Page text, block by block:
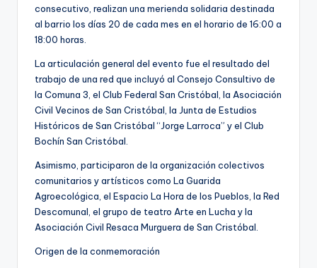
consecutivo, realizan una merienda solidaria destinada
al barrio los días 20 de cada mes en el horario de 16:00 a
18:00 horas.
La articulación general del evento fue el resultado del
trabajo de una red que incluyó al Consejo Consultivo de
la Comuna 3, el Club Federal San Cristóbal, la Asociación
Civil Vecinos de San Cristóbal, la Junta de Estudios
Históricos de San Cristóbal “Jorge Larroca” y el Club
Bochín San Cristóbal.
Asimismo, participaron de la organización colectivos
comunitarios y artísticos como La Guarida
Agroecológica, el Espacio La Hora de los Pueblos, la Red
Descomunal, el grupo de teatro Arte en Lucha y la
Asociación Civil Resaca Murguera de San Cristóbal.
Origen de la conmemoración